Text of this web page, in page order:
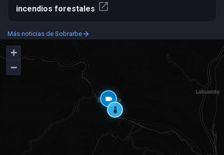
incendios forestales open_in_new
Más noticias de Sobrarbearrow_forward
videocam
thermostat
+
−